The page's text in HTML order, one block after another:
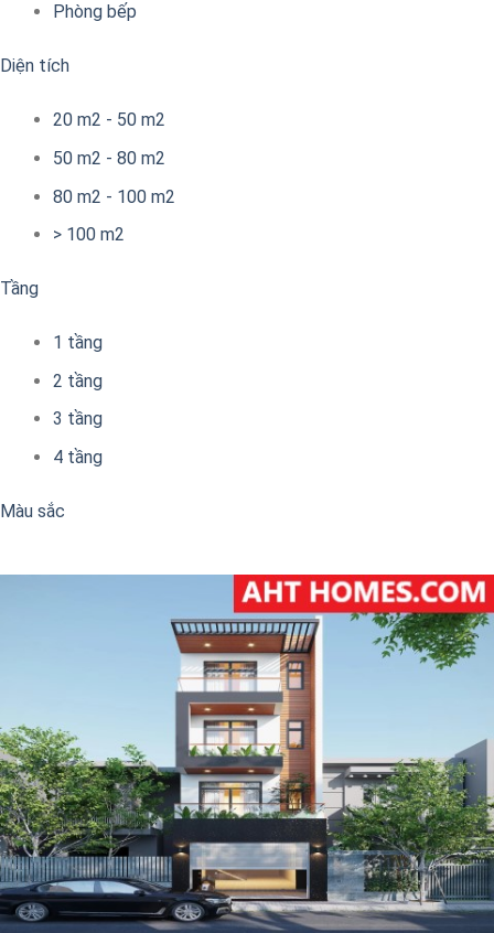
Phòng bếp
Diện tích
20 m2 - 50 m2
50 m2 - 80 m2
80 m2 - 100 m2
> 100 m2
Tầng
1 tầng
2 tầng
3 tầng
4 tầng
Màu sắc